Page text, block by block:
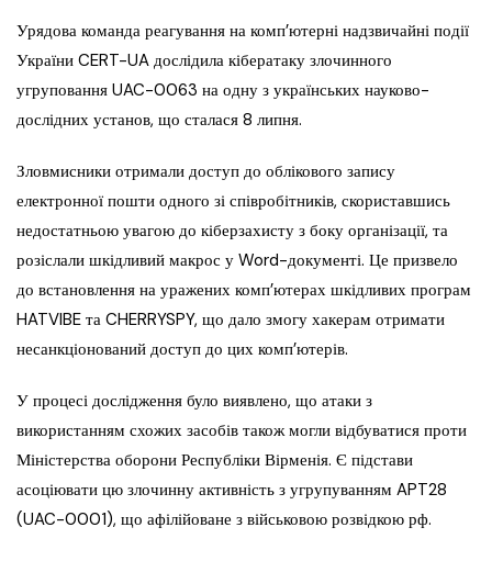
Урядова команда реагування на комп’ютерні надзвичайні події
України CERT-UA дослідила кібератаку злочинного
угруповання UAC-0063 на одну з українських науково-
дослідних установ, що сталася 8 липня.
Зловмисники отримали доступ до облікового запису
електронної пошти одного зі співробітників, скориставшись
недостатньою увагою до кіберзахисту з боку організації, та
розіслали шкідливий макрос у Word-документі. Це призвело
до встановлення на уражених комп’ютерах шкідливих програм
HATVIBE та CHERRYSPY, що дало змогу хакерам отримати
несанкціонований доступ до цих комп’ютерів.
У процесі дослідження було виявлено, що атаки з
використанням схожих засобів також могли відбуватися проти
Міністерства оборони Республіки Вірменія. Є підстави
асоціювати цю злочинну активність з угрупуванням APT28
(UAC-0001), що афілійоване з військовою розвідкою рф.